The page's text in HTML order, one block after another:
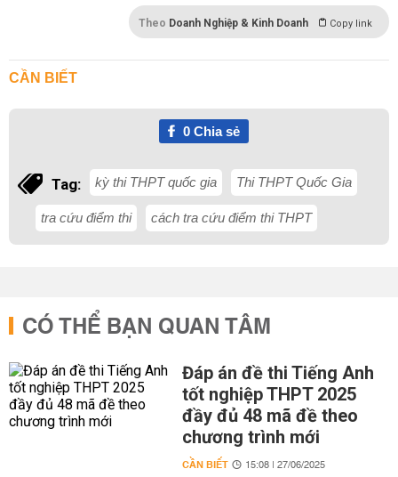
Theo Doanh Nghiệp & Kinh Doanh Copy link
CẦN BIẾT
0Chia sẻ
Tag: kỳ thi THPT quốc gia Thi THPT Quốc Gia
tra cứu điểm thi cách tra cứu điểm thi THPT
CÓ THỂ BẠN QUAN TÂM
Đáp án đề thi Tiếng Anh
tốt nghiệp THPT 2025
đầy đủ 48 mã đề theo
chương trình mới
CẦN BIẾT 15:08 | 27/06/2025